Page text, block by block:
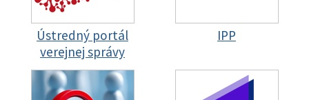
Ústredný portál
verejnej správy
IPP